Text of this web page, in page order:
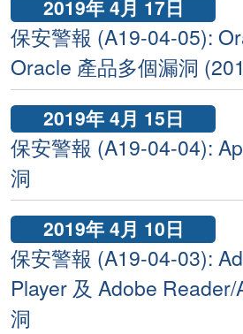
2019年 4月 17日
保安警報 (A19-04-05):
Oracle 產品多個漏洞
2019年 4月 15日
保安警報 (A19-04-04):
洞
2019年 4月 10日
保安警報 (A19-04-03):
Player 及 Adobe
洞